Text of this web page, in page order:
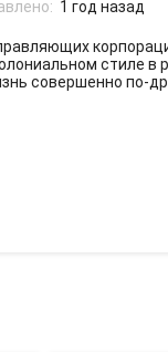
1 год назад
стиле в
совершенно по-